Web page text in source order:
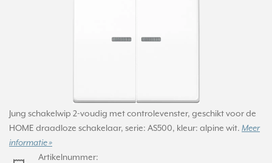
Jung schakelwip 2-voudig met controlevenster, geschikt voor de
HOME draadloze schakelaar, serie: AS500, kleur: alpine wit. Meer
informatie »
Artikelnummer: